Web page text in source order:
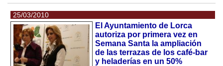
25/03/2010
El Ayuntamiento de Lorca
autoriza por primera vez en
Semana Santa la ampliación
de las terrazas de los café-bar
y heladerías en un 50%